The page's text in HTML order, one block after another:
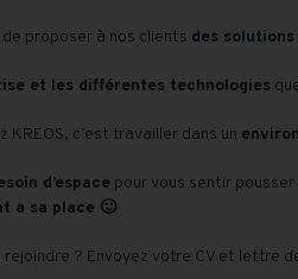
proposer à nos clients des
et les différentes technologies
KREOS, c’est travailler dans un
d’espace pour vous sentir
a sa place 🙂
rejoindre ? Envoyez votre CV et lettre